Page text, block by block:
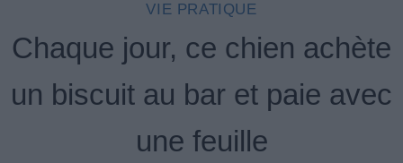
VIE PRATIQUE
Chaque jour, ce chien achète
un biscuit au bar et paie avec
une feuille